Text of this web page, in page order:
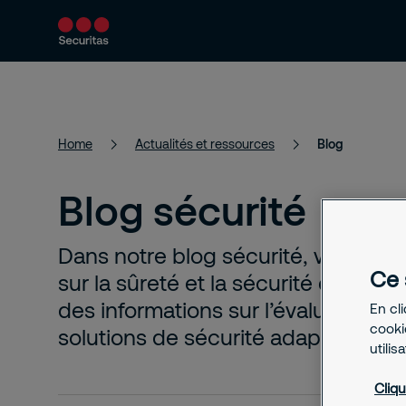
Services Solutions Actualités et
Home Actualités et ressources Blog
Blog sécurité
Dans notre blog sécurité, vous
sur la sûreté et la sécurité des
des informations sur l’évaluation
solutions de sécurité adaptées
Ce
En